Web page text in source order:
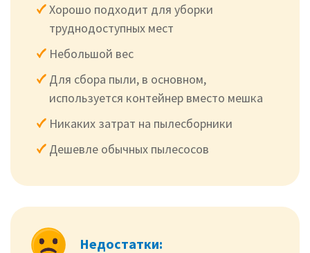
Хорошо подходит для уборки
труднодоступных мест
Небольшой вес
Для сбора пыли, в основном,
используется контейнер вместо мешка
Никаких затрат на пылесборники
Дешевле обычных пылесосов
Недостатки: